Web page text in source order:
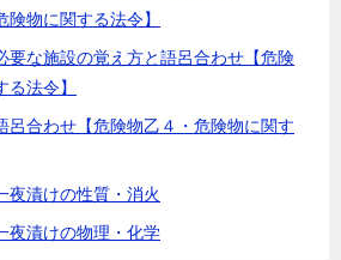
物に関する法令】
要な施設の覚え方と語呂合わせ【危険
法令】
呂合わせ【危険物乙４・危険物に関す
夜漬けの性質・消火
夜漬けの物理・化学